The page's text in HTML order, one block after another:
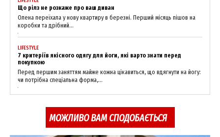
Що рілз не розкаже про ваш диван
Олена переїхала у нову квартиру в березні. Перший місяць пішов на
коробки та дрібний...
LIFESTYLE
7 критеріїв якісного одягу для йоги, які варто знати перед
покупкою
Перед першим заняттям майже кожна цікавиться, що вдягнути на йогу:
чи потрібна спеціальна форма,...
МОЖЛИВО ВАМ СПОДОБАЄТЬСЯ